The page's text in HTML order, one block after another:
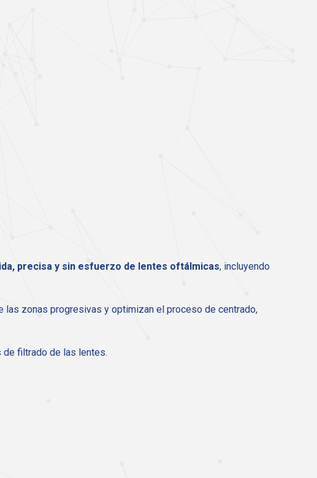
precisa y sin esfuerzo de lentes oftálmicas, incluyendo
las zonas progresivas y optimizan el proceso de centrado,
filtrado de las lentes.